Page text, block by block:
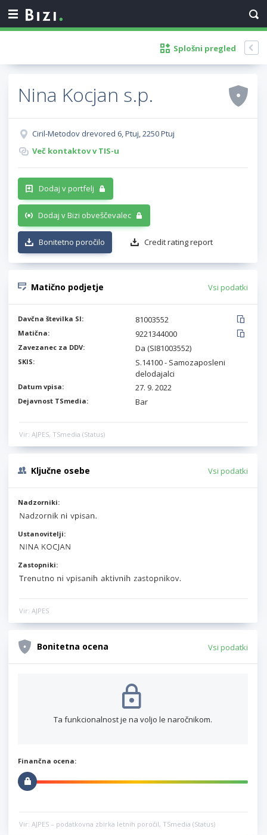
Splošni pregled
Nina Kocjan s.p.
Ciril-Metodov drevored 6, Ptuj, 2250 Ptuj
Več kontaktov v TIS-u
Dodaj v portfelj
Dodaj v Bizi obveščevalec
Bonitetno poročilo Credit rating report
Matično podjetje Vsi podatki
Davčna številka SI: 81003552
Matična: 9221344000
Zavezanec za DDV: Da (SI81003552)
SKIS:
S.14100 - Samozaposleni
delodajalci
Datum vpisa: 27. 9. 2022
Dejavnost TSmedia: Bar
Vir: AJPES, TSmedia (Status)
Ključne osebe Vsi podatki
Nadzorniki:
Ustanovitelji:
Zastopniki:
Vir: AJPES
Bonitetna ocena Vsi podatki
Ta funkcionalnost je na voljo le naročnikom.
Finančna ocena:
Vir: AJPES – podatkovna zbirka letnih poročil, TSmedia (Status)